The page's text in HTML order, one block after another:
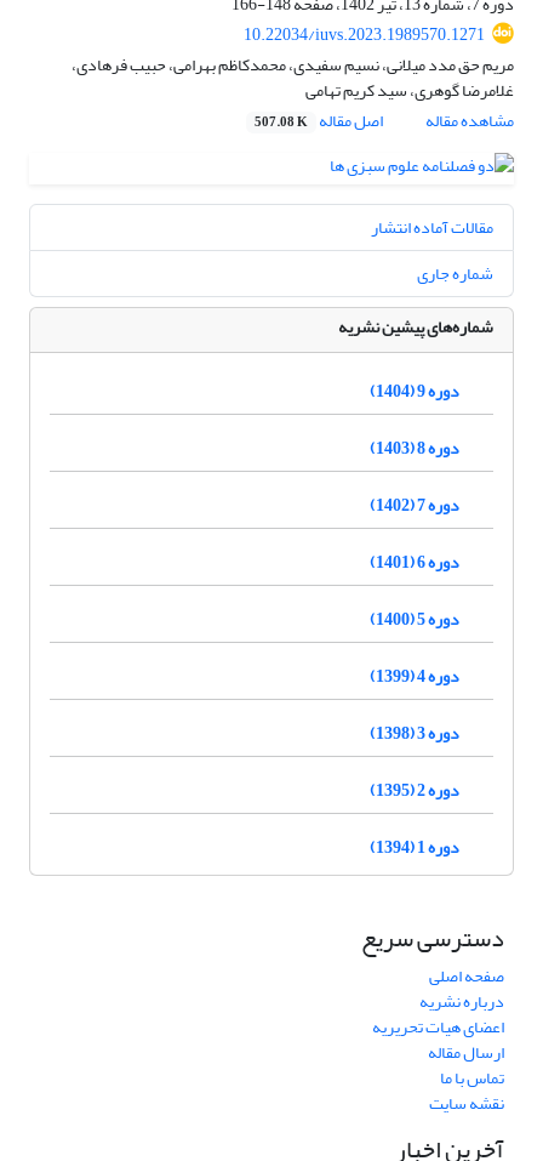
10.22034/iuvs.2023.1989570.1271
مریم حق مدد میلانی، نسیم سفیدی، محمدکاظم بهرامی، حبیب فرهادی،
غلامرضا گوهری، سید کریم تهامی
مشاهده مقاله
اصل مقاله 507.08 K
مقالات آماده انتشار
شماره جاری
شماره‌های پیشین نشریه
دوره 9 (1404)
دوره 8 (1403)
دوره 7 (1402)
دوره 6 (1401)
دوره 5 (1400)
دوره 4 (1399)
دوره 3 (1398)
دوره 2 (1395)
دوره 1 (1394)
دسترسی سریع
صفحه اصلی
درباره نشریه
اعضای هیات تحریریه
ارسال مقاله
تماس با ما
نقشه سایت
آخرین اخبار